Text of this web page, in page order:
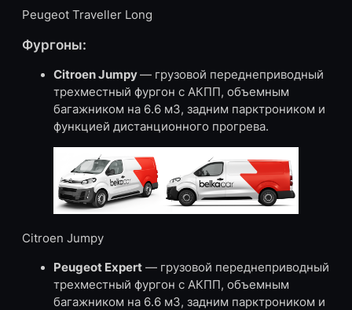
Peugeot Traveller Long
Фургоны:
Citroen Jumpy— грузовой переднеприводный
трехместный фургон с АКПП, объемным
багажником на 6.6 м3, задним парктроником и
функцией дистанционного прогрева.
Citroen Jumpy
Peugeot Expert — грузовой переднеприводный
трехместный фургон с АКПП, объемным
багажником на 6.6 м3, задним парктроником и